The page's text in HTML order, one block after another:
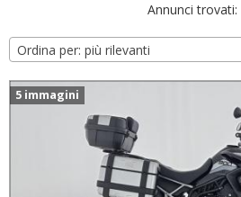
Annunci trovati:
Ordina per: più rilevanti
5 immagini